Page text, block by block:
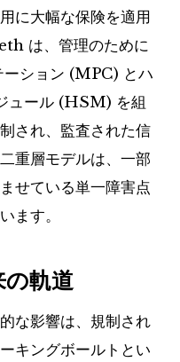
に大幅な保険を適用
は、管理のために
ーション (MPC) とハ
ュール (HSM) を組
され、監査された信
重層モデルは、一部
せている単一障害点
ます。
軌道
な影響は、規制され
キングボールトとい